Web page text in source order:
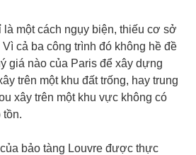
là một cách ngụy biện, thiếu cơ sở
cả ba công trình đó không hề đề
giá nào của Paris để xây dựng
trên một khu đất trống, hay trung
xây trên một khu vực không có
tồn.
bảo tàng Louvre được thực